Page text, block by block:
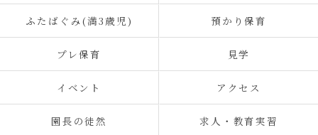
ふたばぐみ(満3歳児) 預かり保育
プレ保育 見学
イベント アクセス
園長の徒然 求人・教育実習